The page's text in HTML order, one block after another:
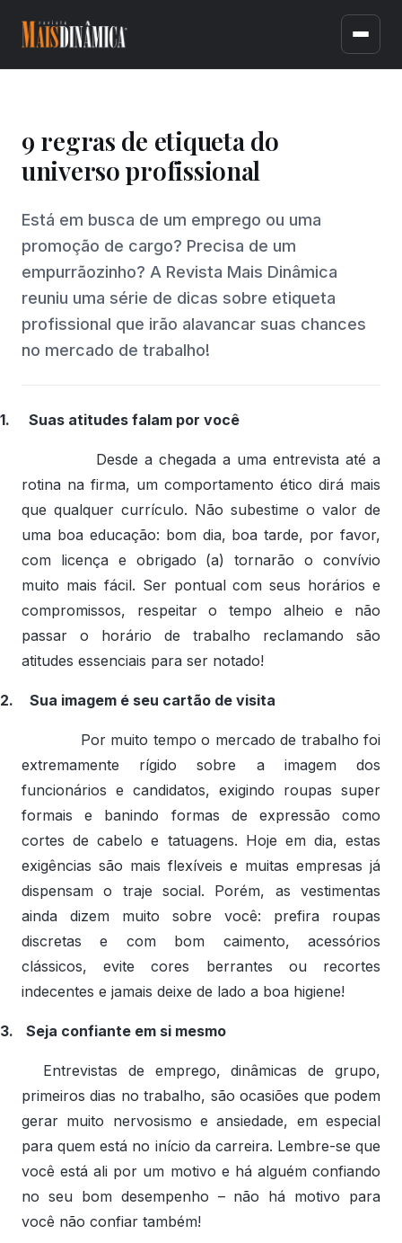
9 regras de etiqueta do
universo profissional
Está em busca de um emprego ou uma
promoção de cargo? Precisa de um
empurrãozinho? A Revista Mais Dinâmica
reuniu uma série de dicas sobre etiqueta
profissional que irão alavancar suas chances
no mercado de trabalho!
1. Suas atitudes falam por você
Desde a chegada a uma entrevista até a
rotina na firma, um comportamento ético dirá mais
que qualquer currículo. Não subestime o valor de
uma boa educação: bom dia, boa tarde, por favor,
com licença e obrigado (a) tornarão o convívio
muito mais fácil. Ser pontual com seus horários e
compromissos, respeitar o tempo alheio e não
passar o horário de trabalho reclamando são
atitudes essenciais para ser notado!
2. Sua imagem é seu cartão de visita
Por muito tempo o mercado de trabalho foi
extremamente rígido sobre a imagem dos
funcionários e candidatos, exigindo roupas super
formais e banindo formas de expressão como
cortes de cabelo e tatuagens. Hoje em dia, estas
exigências são mais flexíveis e muitas empresas já
dispensam o traje social. Porém, as vestimentas
ainda dizem muito sobre você: prefira roupas
discretas e com bom caimento, acessórios
clássicos, evite cores berrantes ou recortes
indecentes e jamais deixe de lado a boa higiene!
3. Seja confiante em si mesmo
Entrevistas de emprego, dinâmicas de grupo,
primeiros dias no trabalho, são ocasiões que podem
gerar muito nervosismo e ansiedade, em especial
para quem está no início da carreira. Lembre-se que
você está ali por um motivo e há alguém confiando
no seu bom desempenho – não há motivo para
você não confiar também!